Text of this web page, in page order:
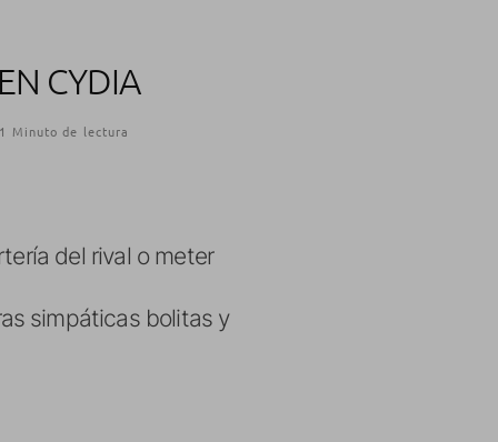
CYDIA
1 Minuto de lectura
del rival o meter
simpáticas bolitas y